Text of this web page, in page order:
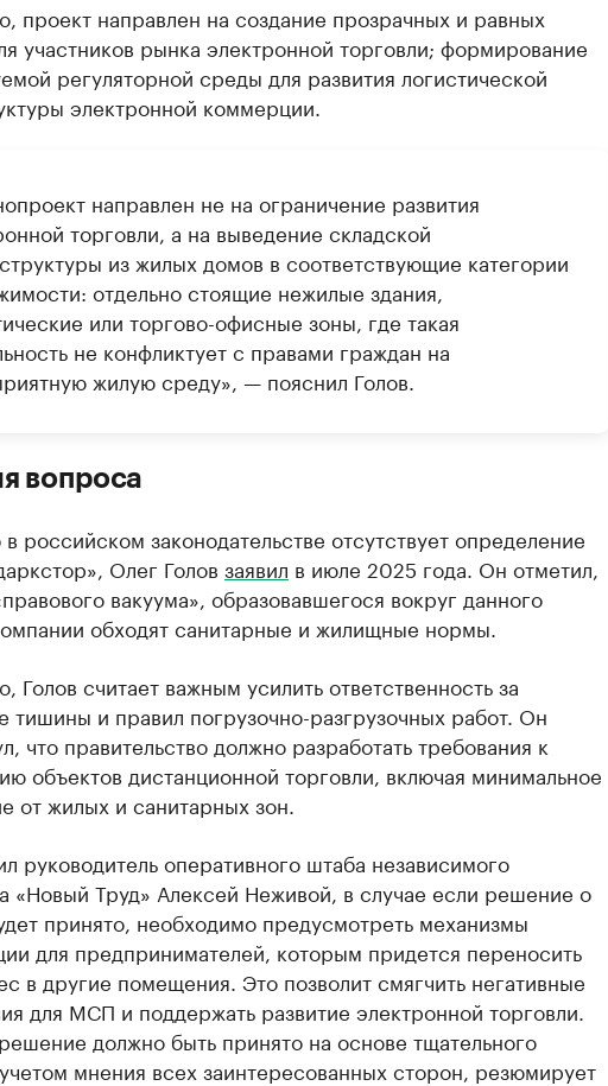
проект направлен на создание прозрачных и равных
участников рынка электронной торговли; формирование
регуляторной среды для развития логистической
электронной коммерции.
направлен не на ограничение развития
торговли, а на выведение складской
из жилых домов в соответствующие категории
отдельно стоящие нежилые здания,
или торгово-офисные зоны, где такая
не конфликтует с правами граждан на
жилую среду», — пояснил Голов.
вопроса
российском законодательстве отсутствует определение
Олег Голов заявил в июле 2025 года. Он отметил,
вакуума», образовавшегося вокруг данного
обходят санитарные и жилищные нормы.
Голов считает важным усилить ответственность за
тишины и правил погрузочно-разгрузочных работ. Он
что правительство должно разработать требования к
объектов дистанционной торговли, включая минимальное
от жилых и санитарных зон.
руководитель оперативного штаба независимого
«Новый Труд» Алексей Неживой, в случае если решение о
принято, необходимо предусмотреть механизмы
для предпринимателей, которым придется переносить
в другие помещения. Это позволит смягчить негативные
для МСП и поддержать развитие электронной торговли.
должно быть принято на основе тщательного
мнения всех заинтересованных сторон, резюмирует